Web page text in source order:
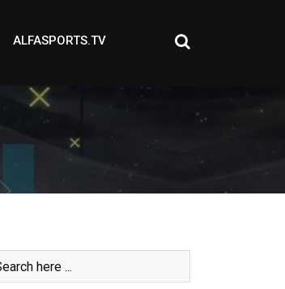
ALFASPORTS.TV